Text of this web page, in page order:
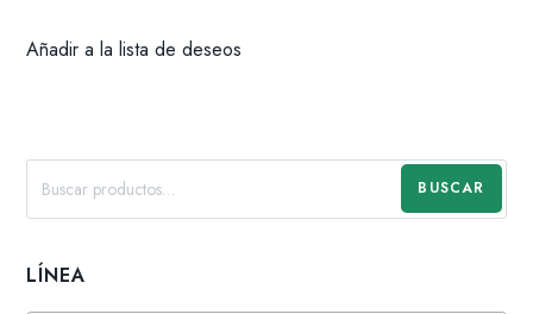
Añadir a la lista de deseos
BUSCAR
LÍNEA